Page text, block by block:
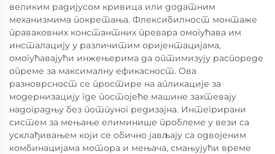
великим радијусом кривица или додатним
механизмима покретања. Флексибилност монтаже
праваковних константних превара омогућава им
инсталацију у различитим оријентацијама,
омогућавајући инжењерима да оптимизују распореде
опреме за максималну ефикасност. Ова
разноврсност се простире на апликације за
модернизацију где постојеће машине захтевају
надоградњу без потпуног редизајна. Интегрирани
систем за мењање елиминише проблеме у вези са
усклађивањем који се обично јављају са одвојеним
комбинацијама мотора и мењача, смањујући време